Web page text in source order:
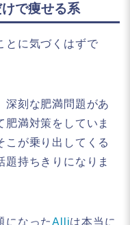
で痩せる系
とに気づくはずで
深刻な肥満問題があ
肥満対策をしていま
こが乗り出してくる
持ちきりになりま
になったAlliは本当に